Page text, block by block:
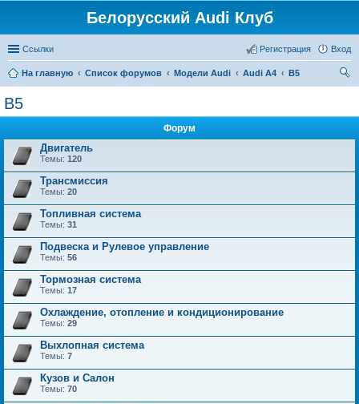
Белорусский Audi Клуб
Ссылки Вход
Регистрация
На главную Список форумов Модели Audi Audi A4
B5
B5
Форум
Двигатель
Темы: 120
Трансмиссия
Темы: 20
Топливная система
Темы: 31
Подвеска и Рулевое управление
Темы: 56
Тормозная система
Темы: 17
Охлаждение, отопление и кондиционирование
Темы: 29
Выхлопная система
Темы: 7
Кузов и Салон
Темы: 70